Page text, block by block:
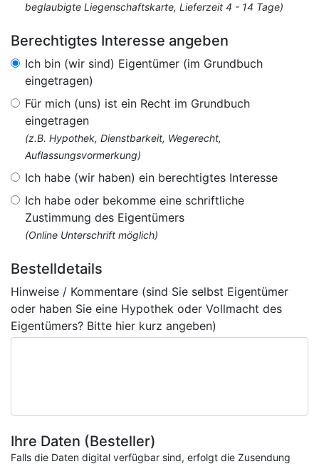
beglaubigte Liegenschaftskarte, Lieferzeit 4 - 14 Tage)
Berechtigtes Interesse angeben
Ich bin (wir sind) Eigentümer (im Grundbuch
eingetragen)
Für mich (uns) ist ein Recht im Grundbuch
eingetragen
(z.B. Hypothek, Dienstbarkeit, Wegerecht,
Auflassungsvormerkung)
Ich habe (wir haben) ein berechtigtes Interesse
Ich habe oder bekomme eine schriftliche
Zustimmung des Eigentümers
(Online Unterschrift möglich)
Bestelldetails
Hinweise / Kommentare (sind Sie selbst Eigentümer
oder haben Sie eine Hypothek oder Vollmacht des
Eigentümers? Bitte hier kurz angeben)
Ihre Daten (Besteller)
Falls die Daten digital verfügbar sind, erfolgt die Zusendung